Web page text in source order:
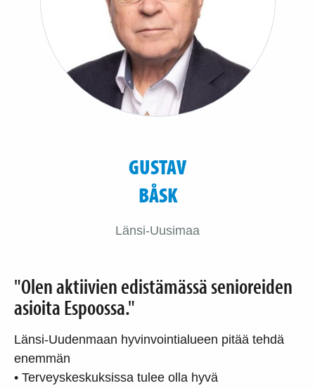
GUSTAV
BÅSK
Länsi-Uusimaa
"Olen aktiivien edistämässä senioreiden
asioita Espoossa."
Länsi-Uudenmaan hyvinvointialueen pitää tehdä
enemmän
• Terveyskeskuksissa tulee olla hyvä